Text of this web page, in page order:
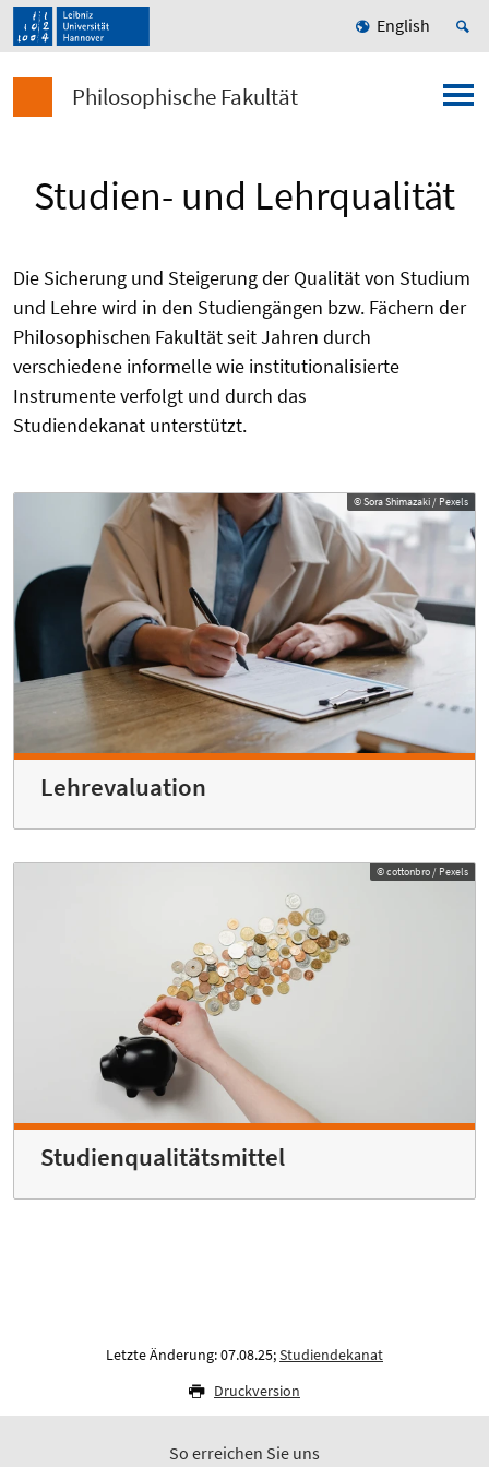
English
Philosophische Fakultät
Studien- und Lehrqualität
Die Sicherung und Steigerung der Qualität von Studium
und Lehre wird in den Studiengängen bzw. Fächern der
Philosophischen Fakultät seit Jahren durch
verschiedene informelle wie institutionalisierte
Instrumente verfolgt und durch das
Studiendekanat unterstützt.
© Sora Shimazaki / Pexels
Lehrevaluation
© cottonbro / Pexels
Studienqualitätsmittel
Letzte Änderung: 07.08.25;Studiendekanat
Druckversion
So erreichen Sie uns